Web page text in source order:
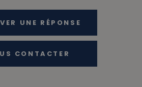
UNE RÉPONSE
CONTACTER